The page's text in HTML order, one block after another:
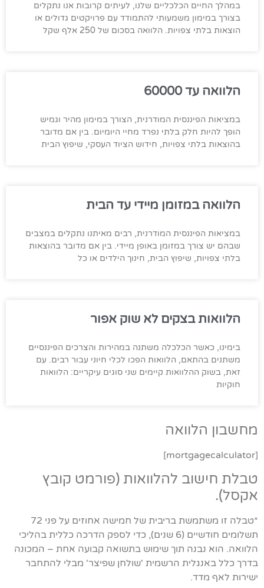
במהלך החיים הכלכליים שלנו, לעיתים קרובות אנו נתקלים
בצורך במימון משמעותי להתמודד עם פרויקטים גדולים או
הוצאות בלתי צפויות. הלוואה בסכום של 250 אלף שקל
הלוואה עד 60000
במציאות הפיננסית המודרנית, הצורך במימון מהיר וגמיש
הופך להיות חלק בלתי נפרד מחיי היומיום. בין אם מדובר
בהוצאות בלתי צפויות, חידוש הציוד העסקי, שיפוץ הבית
הלוואה במזומן מיידי עד הבית
במציאות הפיננסית המודרנית, רבים מאיתנו נתקלים במצבים
שבהם יש צורך במזומן באופן מיידי. בין אם מדובר בהוצאות
בלתי צפויות, שיפוץ הבית, חינוך הילדים או כל
הלוואות בצקים לא שוק אפור
בימינו, כאשר הכלכלה משתנה במהירות והצרכים הפיננסיים
משתנים בהתאם, הלוואות הפכו לכלי חיוני עבור רבים. עם
זאת, בשוק ההלוואות קיימים שני סוגים עיקריים: הלוואות
חוקיות
מחשבון הלוואה
[mortgagecalculator]
טבלת חישוב להלוואות (פורמט קובץ
אקסל).
*טבלה זו משתמשת בריבית של חמישה אחוזים על פני 72
תשלומים חודשיים (6 שנים), כדי לספק הדרכה כללית בהליכי
הלוואה. הוא נבנה תוך שימוש בתשואה קבועה אחת – המכונה
בדרך כלל באנגלית הרשמית 'שולחן שפיצר' מבלי להתחבר
ישירות לאף מדד.